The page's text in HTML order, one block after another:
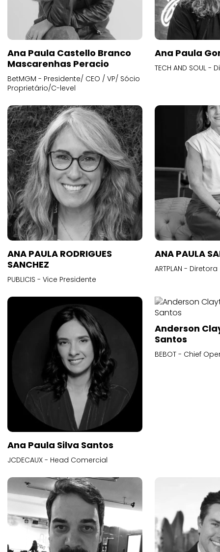
Ana Paula Castello Branco
Mascarenhas Peracio
BetMGM - Presidente/ CEO / VP/ Sócio
Proprietário/C-level
Ana Paula
TECH AND SOUL
ANA PAULA RODRIGUES
SANCHEZ
PUBLICIS - Vice Presidente
ANA PAULA
ARTPLAN -
Ana Paula Silva Santos
JCDECAUX - Head Comercial
Anderson
Santos
BEBOT - Chief